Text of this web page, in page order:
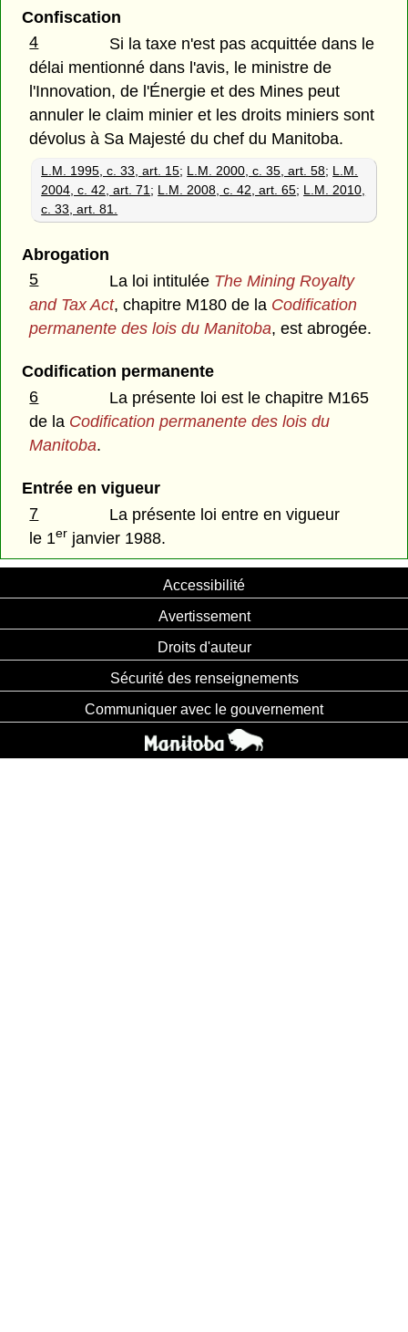
Confiscation
4
Si la taxe n'est pas acquittée dans le
délai mentionné dans l'avis, le ministre de
l'Innovation, de l'Énergie et des Mines peut
annuler le claim minier et les droits miniers sont
dévolus à Sa Majesté du chef du Manitoba.
L.M. 1995, c. 33, art. 15; L.M. 2000, c. 35, art. 58; L.M.
2004, c. 42, art. 71; L.M. 2008, c. 42, art. 65; L.M. 2010,
c. 33, art. 81.
Abrogation
5
La loi intitulée The Mining Royalty
and Tax Act, chapitre M180 de la Codification
permanente des lois du Manitoba, est abrogée.
Codification permanente
6
La présente loi est le chapitre M165
de la Codification permanente des lois du
Manitoba.
Entrée en vigueur
7
La présente loi entre en vigueur
le 1er janvier 1988.
Accessibilité
Avertissement
Droits d'auteur
Sécurité des renseignements
Communiquer avec le gouvernement